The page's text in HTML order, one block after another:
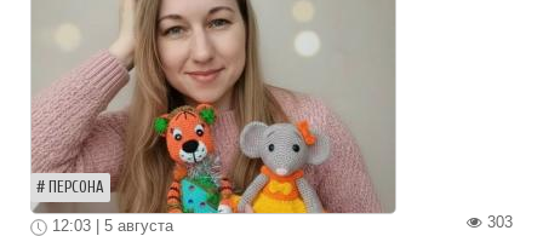
ПЕРСОНА
303
12:03 | 5 августа